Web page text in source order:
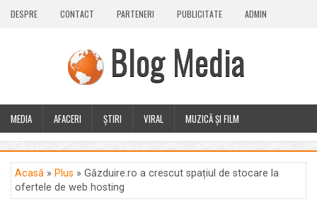
DESPRE CONTACT PARTENERI PUBLICITATE ADMIN
Blog Media
MEDIA AFACERI ȘTIRI VIRAL
MUZICĂ ȘI FILM
CALEIDOSCOP
BLOG GUEST POST PLUS
Acasă » Plus » Găzduire.ro a crescut spațiul de stocare la
ofertele de web hosting